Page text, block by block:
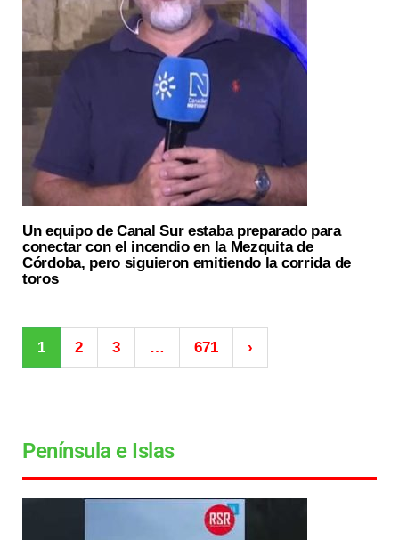
Un equipo de Canal Sur estaba preparado para
conectar con el incendio en la Mezquita de
Córdoba, pero siguieron emitiendo la corrida de
toros
1 2 3 … 671 ›
Península e Islas